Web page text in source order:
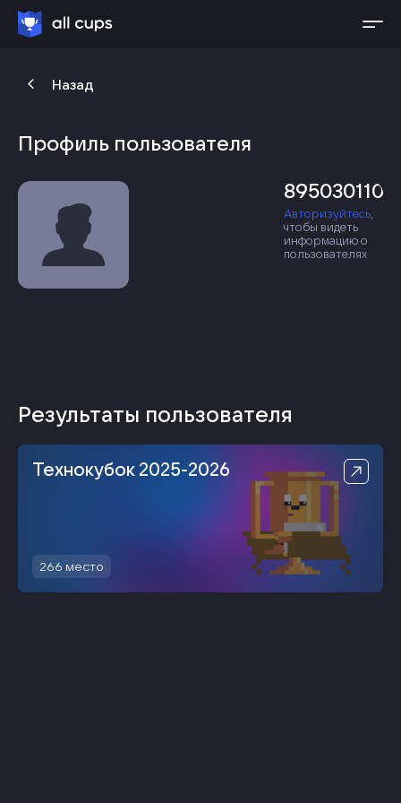
Назад
Профиль пользователя
Авторизуйтесь
чтобы видеть
информацию о
пользователях
Результаты пользователя
Технокубок 2025-2026
266 место